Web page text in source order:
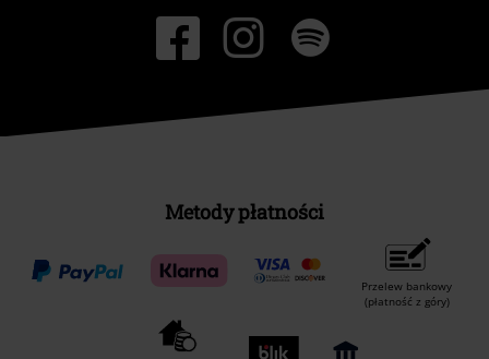
Metody płatności
Przelew bankowy
(płatność z góry)